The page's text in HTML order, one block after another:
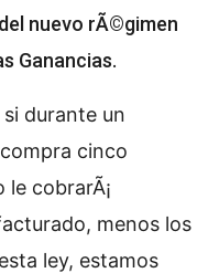
nuevo rÃ©gimen
Ganancias.
durante un
cinco
le cobrarÃ¡
menos los
ley, estamos